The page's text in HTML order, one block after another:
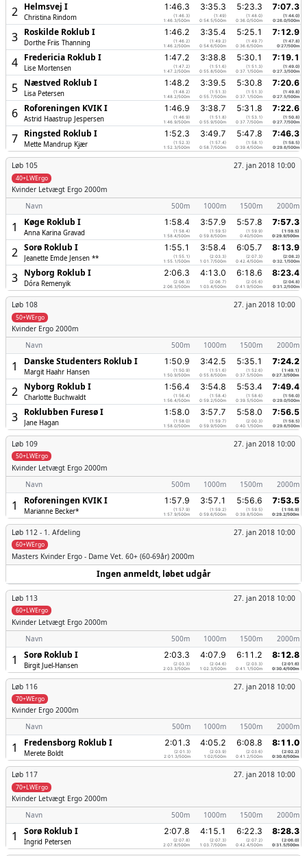
2 Helmsvej I
Christina Rindom
1:46.3
(1:46.3)
1:46.3/500m
3:35.3
(1:49)
0:54.5/500m
5:23.3
(1:48.0)
0:36.0/500m
7:07.3
(1:44.0)
0:26.0/500m
3 Roskilde Roklub I
Dorthe Friis Thanning
1:46.2
(1:46.2)
1:46.2/500m
3:35.4
(1:49.2)
0:54.6/500m
5:25.1
(1:49.7)
0:36.6/500m
7:12.9
(1:47.8)
0:27/500m
4 Fredericia Roklub I
Lise Mortensen
1:47.2
(1:47.2)
1:47.2/500m
3:38.8
(1:51.6)
0:55.8/500m
5:30.1
(1:51.3)
0:37.1/500m
7:19.1
(1:49.0)
0:27.3/500m
5 Næstved Roklub I
Lisa Petersen
1:48.2
(1:48.2)
1:48.2/500m
3:39.5
(1:51.3)
0:55.7/500m
5:30.8
(1:51.3)
0:37.1/500m
7:20.6
(1:49.8)
0:27.5/500m
6 Roforeningen KVIK I
Astrid Haastrup Jespersen
1:46.9
(1:46.9)
1:46.9/500m
3:38.7
(1:51.8)
0:55.9/500m
5:31.8
(1:53.1)
0:37.7/500m
7:22.6
(1:50.8)
0:27.7/500m
7 Ringsted Roklub I
Mette Mandrup Kjær
1:52.3
(1:52.3)
1:52.3/500m
3:49.7
(1:57.4)
0:58.7/500m
5:47.8
(1:58.1)
0:39.4/500m
7:46.3
(1:58.5)
0:29.6/500m
Løb 105 27. jan 2018 10:00
40+LWErgo
Kvinder Letvægt Ergo 2000m
Navn
500m 1000m 1500m 2000m
1 Køge Roklub I
Anna Karina Gravad
1:58.4
(1:58.4)
1:58.4/500m
3:57.9
(1:59.5)
0:59.8/500m
5:57.8
(1:59.9)
0:40/500m
7:57.3
(1:59.5)
0:29.9/500m
2 Sorø Roklub I
Jeanette Emde Jensen **
1:55.1
(1:55.1)
1:55.1/500m
3:58.4
(2:03.3)
1:01.7/500m
6:05.7
(2:07.3)
0:42.4/500m
8:13.9
(2:08.2)
0:32.1/500m
3 Nyborg Roklub I
Dóra Remenyik
2:06.3
(2:06.3)
2:06.3/500m
4:13.0
(2:06.7)
1:03.4/500m
6:18.6
(2:05.6)
0:41.9/500m
8:23.4
(2:04.8)
0:31.2/500m
Løb 108 27. jan 2018 10:00
50+WErgo
Kvinder Ergo 2000m
Navn
500m 1000m 1500m 2000m
1 Danske Studenters Roklub I
Margit Haahr Hansen
1:50.9
(1:50.9)
1:50.9/500m
3:42.5
(1:51.6)
0:55.8/500m
5:35.1
(1:52.6)
0:37.5/500m
7:24.2
(1:49.1)
0:27.3/500m
2 Nyborg Roklub I
Charlotte Buchwaldt
1:56.4
(1:56.4)
1:56.4/500m
3:54.8
(1:58.4)
0:59.2/500m
5:53.4
(1:58.6)
0:39.5/500m
7:49.4
(1:56.0)
0:29.0/500m
3 Roklubben Furesø I
Jane Hagan
1:58.0
(1:58.0)
1:58.0/500m
3:57.7
(1:59.7)
0:59.9/500m
5:58.0
(2:00.3)
0:40.1/500m
7:56.5
(1:58.5)
0:29.6/500m
Løb 109 27. jan 2018 10:00
50+LWErgo
Kvinder Letvægt Ergo 2000m
Navn
500m 1000m 1500m 2000m
1 Roforeningen KVIK I
Marianne Becker*
1:57.9
(1:57.9)
1:57.9/500m
3:57.1
(1:59.2)
0:59.6/500m
5:56.6
(1:59.5)
0:39.8/500m
7:53.5
(1:56.9)
0:29.2/500m
Løb 112 - 1. Afdeling 27. jan 2018 10:00
60+WErgo
Masters Kvinder Ergo - Dame Vet. 60+ (60-69år) 2000m
Ingen anmeldt, løbet udgår
Løb 113 27. jan 2018 10:00
60+LWErgo
Kvinder Letvægt Ergo 2000m
Navn
500m 1000m 1500m 2000m
1 Sorø Roklub I
Birgit Juel-Hansen
2:03.3
(2:03.3)
2:03.3/500m
4:07.9
(2:04.6)
1:02.3/500m
6:11.2
(2:03.3)
0:41.1/500m
8:12.8
(2:01.6)
0:30.4/500m
Løb 116 27. jan 2018 10:00
70+WErgo
Kvinder Ergo 2000m
Navn
500m 1000m 1500m 2000m
1 Fredensborg Roklub I
Merete Boldt
2:01.3
(2:01.3)
2:01.3/500m
4:05.2
(2:03.9)
1:02/500m
6:08.8
(2:03.6)
0:41.2/500m
8:11.0
(2:02.2)
0:30.6/500m
Løb 117 27. jan 2018 10:00
70+LWErgo
Kvinder Letvægt Ergo 2000m
Navn
500m 1000m 1500m 2000m
1 Sorø Roklub I
Ingrid Petersen
2:07.8
(2:07.8)
2:07.8/500m
4:15.1
(2:07.3)
1:03.7/500m
6:22.3
(2:07.2)
0:42.4/500m
8:28.3
(2:06.0)
0:31.5/500m